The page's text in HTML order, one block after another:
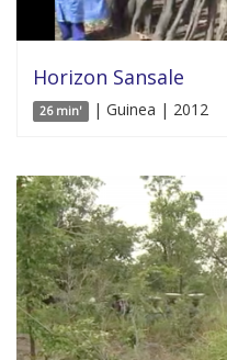
Horizon Sansale
26 min' | Guinea | 2012